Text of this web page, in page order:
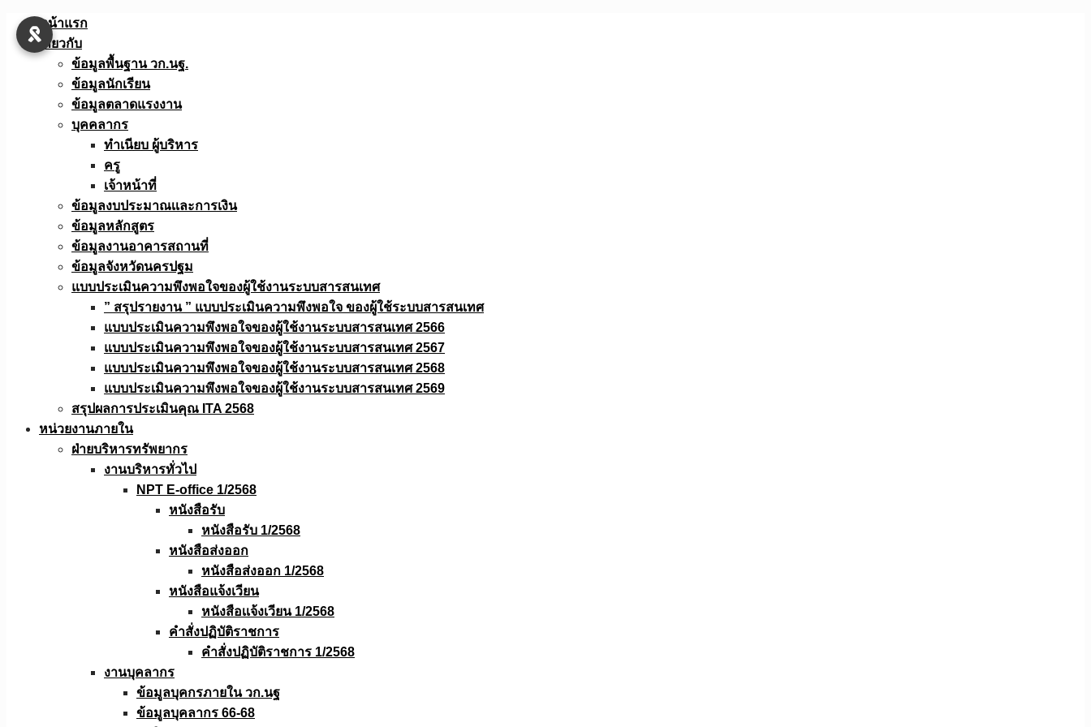
Skip
หน้าแรก
เกี่ยวกับ
ข้อมูลพื้นฐาน วก.นฐ.
ข้อมูลนักเรียน
ข้อมูลตลาดแรงงาน
บุคคลากร
ทำเนียบ ผู้บริหาร
ครู
เจ้าหน้าที่
ข้อมูลงบประมาณเเละการเงิน
ข้อมูลหลักสูตร
ข้อมูลงานอาคารสถานที่
ข้อมูลจังหวัดนครปฐม
แบบประเมินความพึงพอใจของผู้ใช้งานระบบสารสนเทศ
” สรุปรายงาน ” แบบประเมินความพึงพอใจ ของผู้ใช้ระบบสารสนเทศ
แบบประเมินความพึงพอใจของผู้ใช้งานระบบสารสนเทศ 2566
แบบประเมินความพึงพอใจของผู้ใช้งานระบบสารสนเทศ 2567
แบบประเมินความพึงพอใจของผู้ใช้งานระบบสารสนเทศ 2568
แบบประเมินความพึงพอใจของผู้ใช้งานระบบสารสนเทศ 2569
สรุปผลการประเมินคุณ ITA 2568
หน่วยงานภายใน
ฝ่ายบริหารทรัพยากร
งานบริหารทั่วไป
NPT E-office 1/2568
หนังสือรับ
หนังสือรับ 1/2568
หนังสือส่งออก
หนังสือส่งออก 1/2568
หนังสือแจ้งเวียน
หนังสือเเจ้งเวียน 1/2568
คำสั่งปฏิบัติราชการ
คำสั่งปฏิบัติราชการ 1/2568
งานบุคลากร
ข้อมูลบุคกรภายใน วก.นฐ
ข้อมูลบุคลากร 66-68